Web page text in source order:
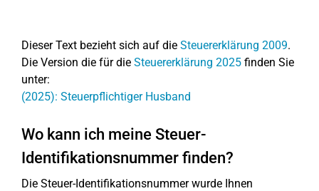
Dieser Text bezieht sich auf die Steuererklärung 2009.
Die Version die für die Steuererklärung 2025 finden Sie
unter:
(2025): Steuerpflichtiger Husband
Wo kann ich meine Steuer-
Identifikationsnummer finden?
Die Steuer-Identifikationsnummer wurde Ihnen